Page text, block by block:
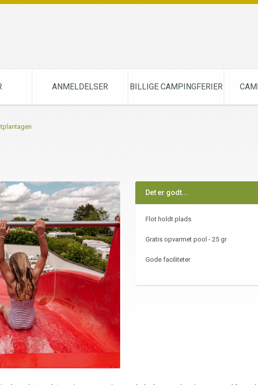
ANMELDELSER BILLIGE CAMPINGFERIER
Det er godt...
Flot holdt plads
Gratis opvarmet pool - 25 gr
Gode faciliteter